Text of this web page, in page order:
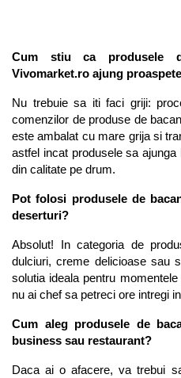
Cum stiu ca produsele
Vivomarket.ro ajung
Nu trebuie sa iti faci griji:
comenzilor de produse de
este ambalat cu mare grija si
astfel incat produsele sa
din calitate pe drum.
Pot folosi produsele de
deserturi?
Absolut! In categoria de
dulciuri, creme delicioase sau
solutia ideala pentru
nu ai chef sa petreci ore intregi
Cum aleg produsele de
business sau restaurant?
Daca ai o afacere, va trebui